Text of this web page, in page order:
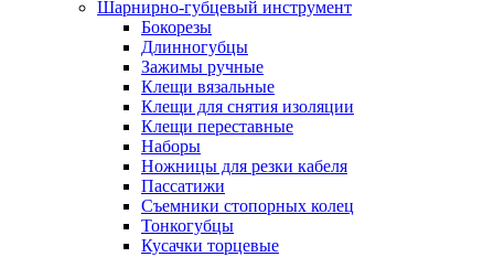
Шарнирно-губцевый инструмент
Бокорезы
Длинногубцы
Зажимы ручные
Клещи вязальные
Клещи для снятия изоляции
Клещи переставные
Наборы
Ножницы для резки кабеля
Пассатижи
Съемники стопорных колец
Тонкогубцы
Кусачки торцевые